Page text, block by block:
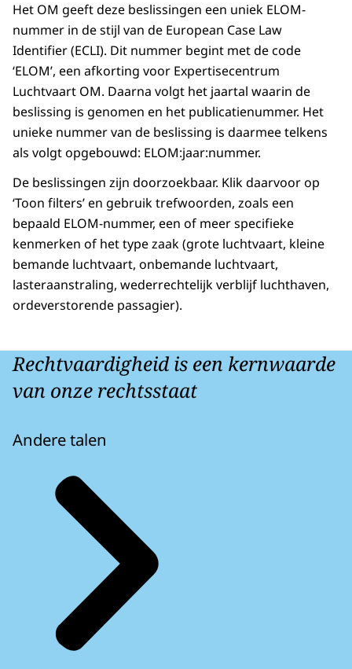
Het OM geeft deze beslissingen een uniek ELOM-
nummer in de stijl van de European Case Law
Identifier (ECLI). Dit nummer begint met de code
‘ELOM’, een afkorting voor Expertisecentrum
Luchtvaart OM. Daarna volgt het jaartal waarin de
beslissing is genomen en het publicatienummer. Het
unieke nummer van de beslissing is daarmee telkens
als volgt opgebouwd: ELOM:jaar:nummer.
De beslissingen zijn doorzoekbaar. Klik daarvoor op
‘Toon filters’ en gebruik trefwoorden, zoals een
bepaald ELOM-nummer, een of meer specifieke
kenmerken of het type zaak (grote luchtvaart, kleine
bemande luchtvaart, onbemande luchtvaart,
lasteraanstraling, wederrechtelijk verblijf luchthaven,
ordeverstorende passagier).
Rechtvaardigheid is een kernwaarde
van onze rechtsstaat
Andere talen